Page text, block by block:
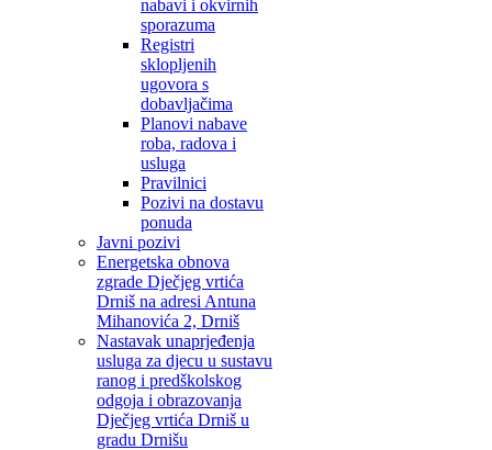
nabavi i okvirnih
sporazuma
Registri
sklopljenih
ugovora s
dobavljačima
Planovi nabave
roba, radova i
usluga
Pravilnici
Pozivi na dostavu
ponuda
Javni pozivi
Energetska obnova
zgrade Dječjeg vrtića
Drniš na adresi Antuna
Mihanovića 2, Drniš
Nastavak unaprjeđenja
usluga za djecu u sustavu
ranog i predškolskog
odgoja i obrazovanja
Dječjeg vrtića Drniš u
gradu Drnišu